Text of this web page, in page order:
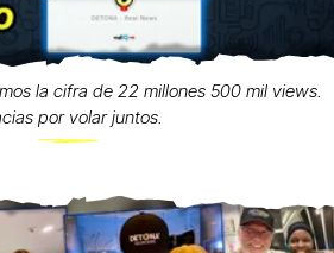
la cifra de 22 millones 500 mil views.
por volar juntos.